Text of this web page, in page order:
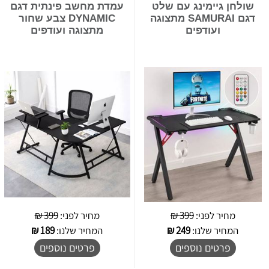
שולחן גיימינג עם שלט
דגם SAMURAI מתצוגה
ועודפים
מחיר לפני:399 ₪
המחיר שלנו:249
₪
פרטים נוספים
עמדת מחשב פינתית דגם
DYNAMIC צבע שחור
מתצוגה ועודפים
מחיר לפני:399 ₪
המחיר שלנו:189
₪
פרטים נוספים